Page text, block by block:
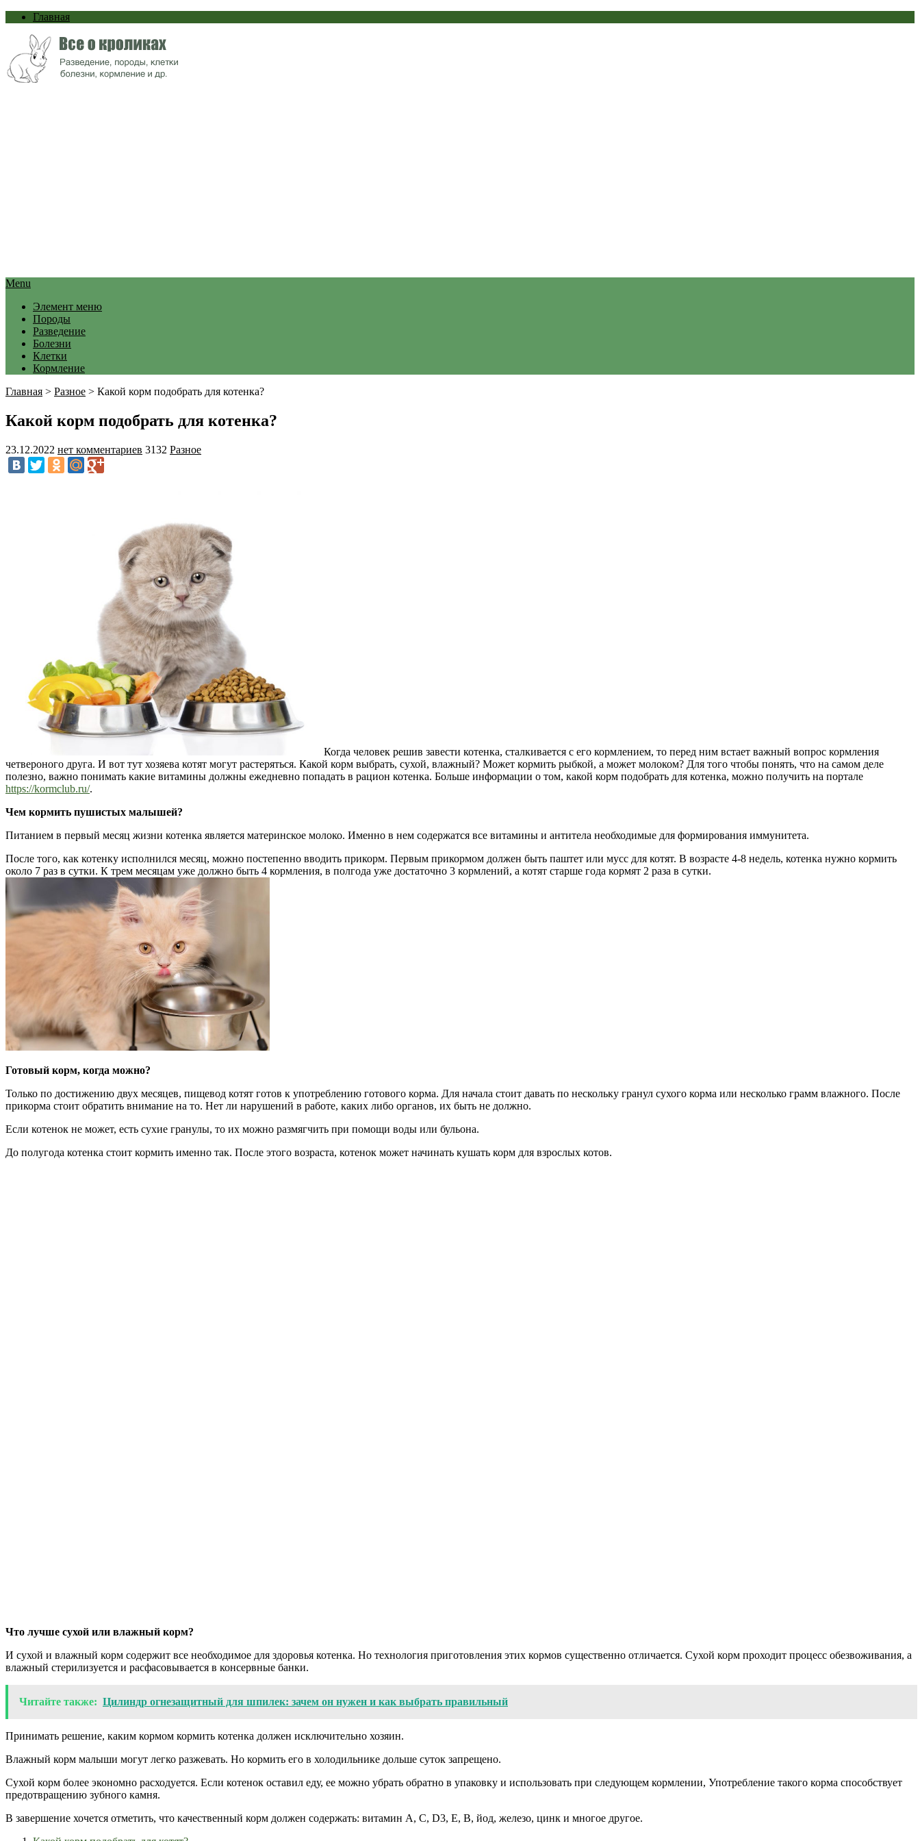
Главная
Menu
Элемент меню
Породы
Разведение
Болезни
Клетки
Кормление
Главная > Разное > Какой корм подобрать для котенка?
Какой корм подобрать для котенка?
23.12.2022 нет комментариев 3132 Разное
Когда человек решив завести котенка, сталкивается с его кормлением, то перед ним встает важный вопрос кормления
четвероного друга. И вот тут хозяева котят могут растеряться. Какой корм выбрать, сухой, влажный? Может кормить рыбкой, а может молоком? Для того чтобы понять, что на самом деле
полезно, важно понимать какие витамины должны ежедневно попадать в рацион котенка. Больше информации о том, какой корм подобрать для котенка, можно получить на портале
https://kormclub.ru/.
Чем кормить пушистых малышей?
Питанием в первый месяц жизни котенка является материнское молоко. Именно в нем содержатся все витамины и антитела необходимые для формирования иммунитета.
После того, как котенку исполнился месяц, можно постепенно вводить прикорм. Первым прикормом должен быть паштет или мусс для котят. В возрасте 4-8 недель, котенка нужно кормить
около 7 раз в сутки. К трем месяцам уже должно быть 4 кормления, в полгода уже достаточно 3 кормлений, а котят старше года кормят 2 раза в сутки.
Готовый корм, когда можно?
Только по достижению двух месяцев, пищевод котят готов к употреблению готового корма. Для начала стоит давать по нескольку гранул сухого корма или несколько грамм влажного. После
прикорма стоит обратить внимание на то. Нет ли нарушений в работе, каких либо органов, их быть не должно.
Если котенок не может, есть сухие гранулы, то их можно размягчить при помощи воды или бульона.
До полугода котенка стоит кормить именно так. После этого возраста, котенок может начинать кушать корм для взрослых котов.
Что лучше сухой или влажный корм?
И сухой и влажный корм содержит все необходимое для здоровья котенка. Но технология приготовления этих кормов существенно отличается. Сухой корм проходит процесс обезвоживания, а
влажный стерилизуется и расфасовывается в консервные банки.
Читайте также: Цилиндр огнезащитный для шпилек: зачем он нужен и как выбрать правильный
Принимать решение, каким кормом кормить котенка должен исключительно хозяин.
Влажный корм малыши могут легко разжевать. Но кормить его в холодильнике дольше суток запрещено.
Сухой корм более экономно расходуется. Если котенок оставил еду, ее можно убрать обратно в упаковку и использовать при следующем кормлении, Употребление такого корма способствует
предотвращению зубного камня.
В завершение хочется отметить, что качественный корм должен содержать: витамин А, С, D3, Е, В, йод, железо, цинк и многое другое.